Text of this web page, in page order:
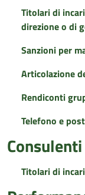
Titolari di
direzione o di
Sanzioni per
Articolazione
Rendiconti
Telefono e
Titolari di